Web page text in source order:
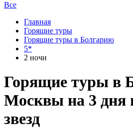
Все
Главная
Горящие туры
Горящие туры в Болгарию
5*
2 ночи
Горящие туры в
Москвы на 3 дня
звезд